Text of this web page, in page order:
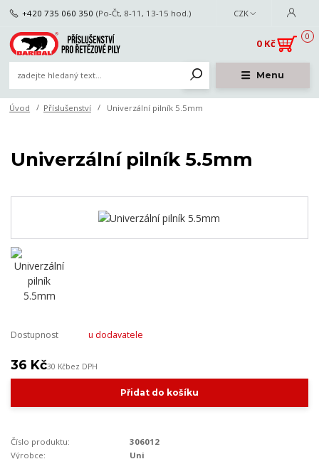
Menu
CZK
+420 735 060 350 (Po-Čt, 8-11, 13-15 hod.)
0
0 Kč
Úvod Příslušenství Univerzální pilník 5.5mm
Univerzální pilník 5.5mm
Dostupnost u dodavatele
36 Kč30 Kčbez DPH
Přidat do košíku
Číslo produktu:
306012
Výrobce:
Uni